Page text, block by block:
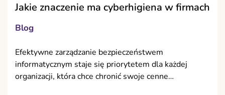
Jakie znaczenie ma cyberhigiena w firmach
Blog
Efektywne zarządzanie bezpieczeństwem
informatycznym staje się priorytetem dla każdej
organizacji, która chce chronić swoje cenne…